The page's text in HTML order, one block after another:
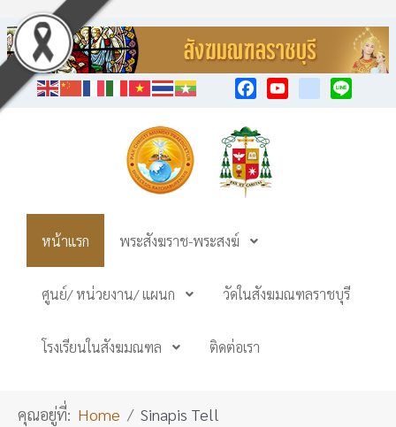
หน้าแรก พระสังฆราช-พระสงฆ์
ศูนย์/ หน่วยงาน/ แผนก วัดในสังฆมณฑลราชบุรี
โรงเรียนในสังฆมณฑล ติดต่อเรา
คุณอยู่ที่: Home Sinapis Tell